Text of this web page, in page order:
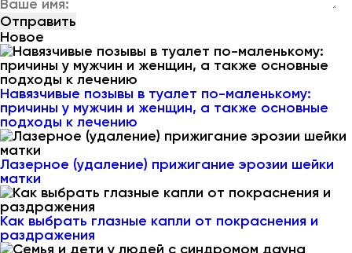
Новое
Навязчивые позывы в туалет по-маленькому:
причины у мужчин и женщин, а также основные
подходы к лечению
Лазерное (удаление) прижигание эрозии шейки
матки
Как выбрать глазные капли от покраснения и
раздражения